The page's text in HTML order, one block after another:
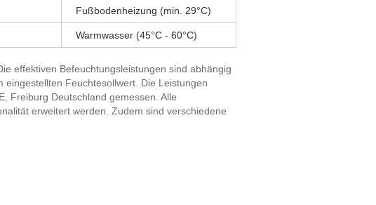
Fußbodenheizung (min. 29°C)
Warmwasser (45°C - 60°C)
effektiven Befeuchtungsleistungen sind abhängig
Feuchtesollwert. Die Leistungen
Freiburg Deutschland gemessen. Alle
erweitert werden. Zudem sind verschiedene